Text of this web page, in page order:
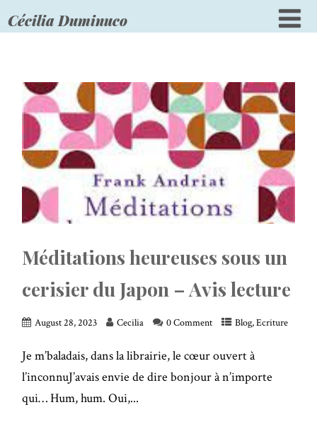
Cécilia Duminuco
Méditations heureuses sous un
cerisier du Japon – Avis lecture
August 28, 2023 Cecilia 0 Comment Blog,Ecriture
Je m’baladais, dans la librairie, le cœur ouvert à
l’inconnuJ’avais envie de dire bonjour à n’importe
qui… Hum, hum. Oui,...